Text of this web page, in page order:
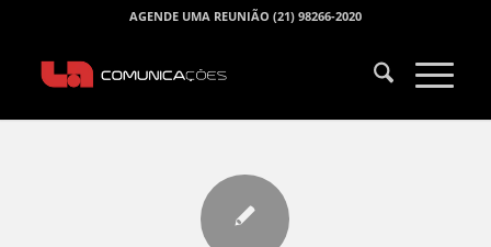
AGENDE UMA REUNIÃO (21) 98266-2020